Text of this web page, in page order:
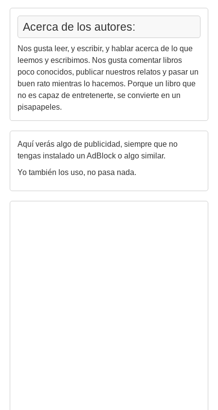
Acerca de los autores:
Nos gusta leer, y escribir, y hablar acerca de lo que
leemos y escribimos. Nos gusta comentar libros
poco conocidos, publicar nuestros relatos y pasar un
buen rato mientras lo hacemos. Porque un libro que
no es capaz de entretenerte, se convierte en un
pisapapeles.
Aquí verás algo de publicidad, siempre que no
tengas instalado un AdBlock o algo similar.
Yo también los uso, no pasa nada.